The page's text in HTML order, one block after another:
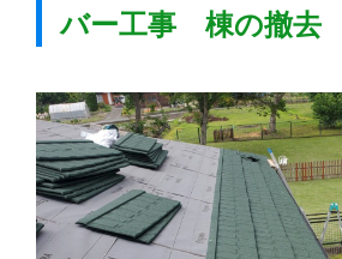
バー工事 棟の撤去